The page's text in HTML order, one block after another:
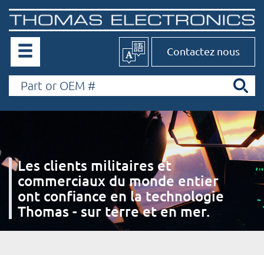
Contactez nous
Les clients militaires et
commerciaux du monde entier
ont confiance en la technologie
Thomas - sur terre et en mer.